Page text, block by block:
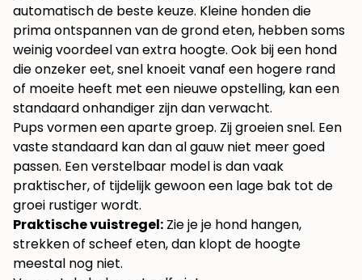
automatisch de beste keuze. Kleine honden die
prima ontspannen van de grond eten, hebben soms
weinig voordeel van extra hoogte. Ook bij een hond
die onzeker eet, snel knoeit vanaf een hogere rand
of moeite heeft met een nieuwe opstelling, kan een
standaard onhandiger zijn dan verwacht.
Pups vormen een aparte groep. Zij groeien snel. Een
vaste standaard kan dan al gauw niet meer goed
passen. Een verstelbaar model is dan vaak
praktischer, of tijdelijk gewoon een lage bak tot de
groei rustiger wordt.
Praktische vuistregel: Zie je je hond hangen,
strekken of scheef eten, dan klopt de hoogte
meestal nog niet.